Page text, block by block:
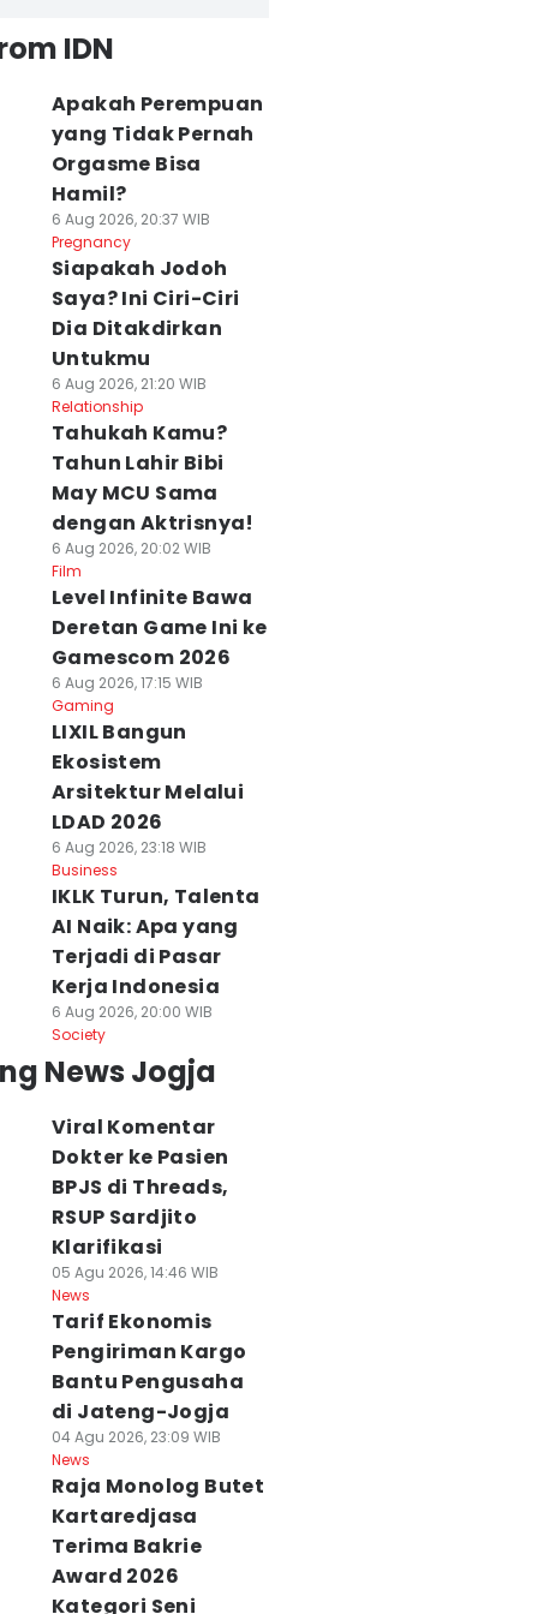
IDN
Apakah Perempuan
yang Tidak Pernah
Orgasme Bisa
Hamil?
6 Aug 2026, 20:37 WIB
Pregnancy
Siapakah Jodoh
Saya? Ini Ciri-Ciri
Dia Ditakdirkan
Untukmu
6 Aug 2026, 21:20 WIB
Relationship
Tahukah Kamu?
Tahun Lahir Bibi
May MCU Sama
dengan Aktrisnya!
6 Aug 2026, 20:02 WIB
Film
Level Infinite Bawa
Deretan Game Ini ke
Gamescom 2026
6 Aug 2026, 17:15 WIB
Gaming
LIXIL Bangun
Ekosistem
Arsitektur Melalui
LDAD 2026
6 Aug 2026, 23:18 WIB
Business
IKLK Turun, Talenta
AI Naik: Apa yang
Terjadi di Pasar
Kerja Indonesia
6 Aug 2026, 20:00 WIB
Society
News Jogja
Viral Komentar
Dokter ke Pasien
BPJS di Threads,
RSUP Sardjito
Klarifikasi
05 Agu 2026, 14:46 WIB
News
Tarif Ekonomis
Pengiriman Kargo
Bantu Pengusaha
di Jateng-Jogja
04 Agu 2026, 23:09 WIB
News
Raja Monolog Butet
Kartaredjasa
Terima Bakrie
Award 2026
Kategori Seni